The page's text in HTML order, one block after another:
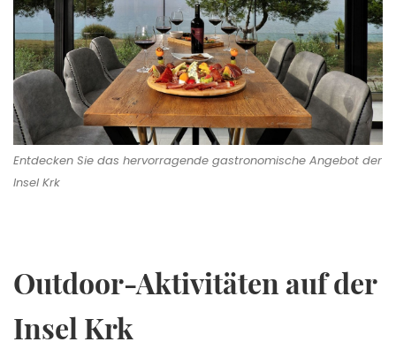
Entdecken Sie das hervorragende gastronomische Angebot der
Insel Krk
Outdoor-Aktivitäten auf der
Insel Krk